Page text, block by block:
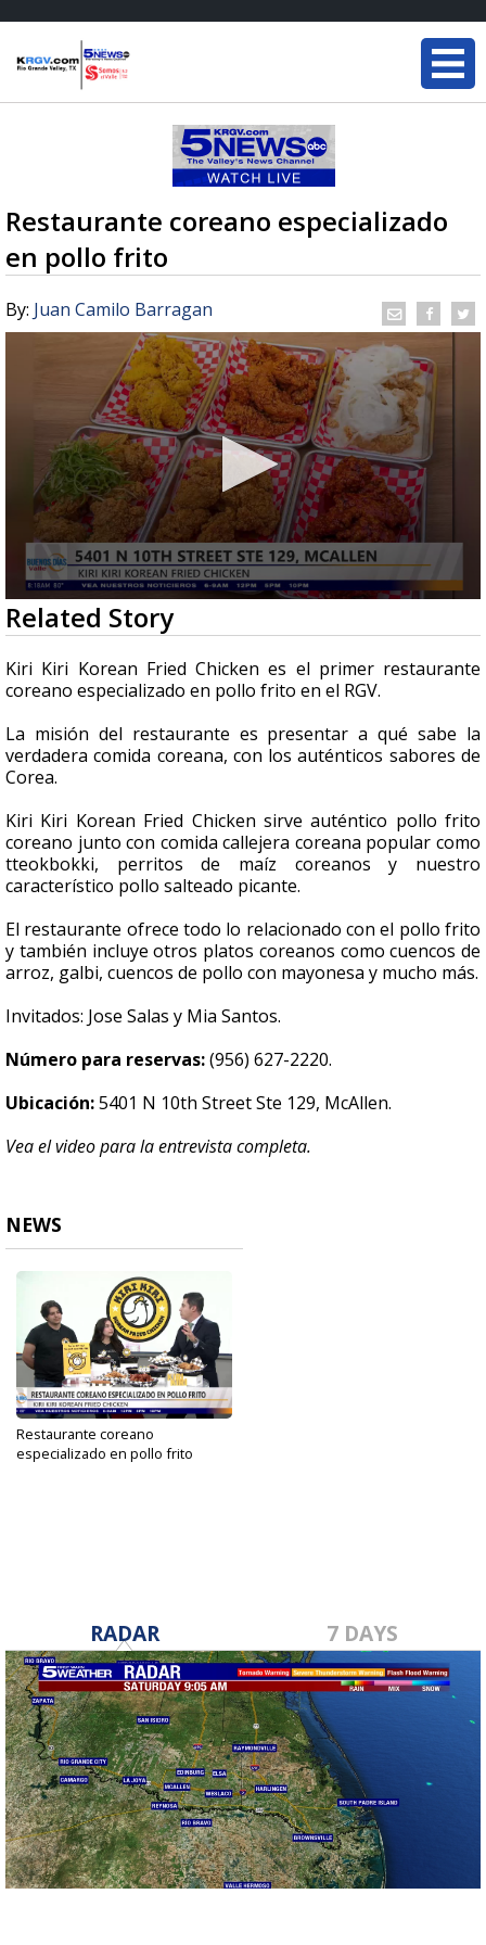
Restaurante coreano especializado
en pollo frito
By: Juan Camilo Barragan
0
seconds
of
6
minutes,
14
Related Story
Kiri Kiri Korean Fried Chicken es el primer restaurante
coreano especializado en pollo frito en el RGV.
La misión del restaurante es presentar a qué sabe la
verdadera comida coreana, con los auténticos sabores de
Corea.
Kiri Kiri Korean Fried Chicken sirve auténtico pollo frito
coreano junto con comida callejera coreana popular como
tteokbokki, perritos de maíz coreanos y nuestro
característico pollo salteado picante.
El restaurante ofrece todo lo relacionado con el pollo frito
y también incluye otros platos coreanos como cuencos de
arroz, galbi, cuencos de pollo con mayonesa y mucho más.
Invitados: Jose Salas y Mia Santos.
Número para reservas:(956) 627-2220.
Ubicación:5401 N 10th Street Ste 129, McAllen.
Vea el video para la entrevista completa.
NEWS
Restaurante coreano
especializado en pollo frito
RADAR 7 DAYS